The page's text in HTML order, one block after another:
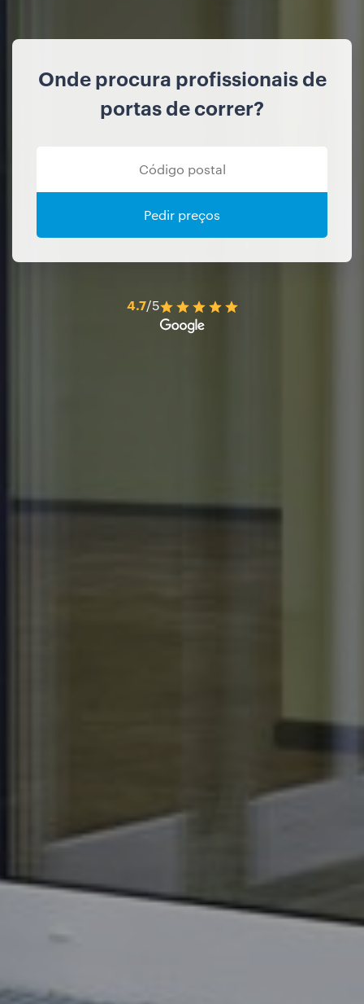
Onde procura profissionais de
portas de correr?
Pedir preços
4.7/5